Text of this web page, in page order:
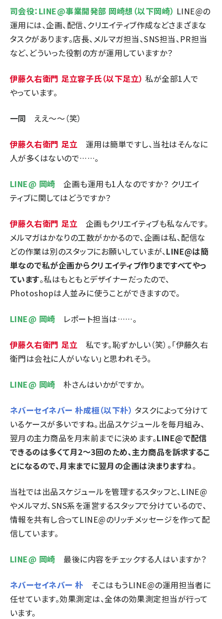
司会役：LINE@事業開発部 岡崎想（以下岡崎） LINE@の
運用には、企画、配信、クリエイティブ作成などさまざまな
タスクがあります。店長、メルマガ担当、SNS担当、PR担当
など、どういった役割の方が運用していますか？
伊藤久右衛門 足立容子氏（以下足立） 私が全部1人で
やっています。
一同 ええ～～（笑）
伊藤久右衛門 足立 運用は簡単ですし、当社はそんなに
人が多くはないので……。
LINE@ 岡崎 企画も運用も1人なのですか？ クリエイ
ティブに関してはどうですか？
伊藤久右衛門 足立 企画もクリエイティブも私なんです。
メルマガはかなりの工数がかかるので、企画は私、配信な
どの作業は別のスタッフにお願いしていまが、LINE@は簡
単なので私が企画からクリエイティブ作りまですべてやっ
ています。私はもともとデザイナーだったので、
Photoshopは人並みに使うことができますので。
LINE@ 岡崎 レポート担当は……。
伊藤久右衛門 足立 私です。恥ずかしい（笑）。「伊藤久右
衛門は会社に人がいない」と思われそう。
LINE@ 岡崎 朴さんはいかがですか。
ネバーセイネバー 朴成桓（以下朴） タスクによって分けて
いるケースが多いですね。出品スケジュールを毎月組み、
翌月の主力商品を月末前までに決めます。LINE@で配信
できるのは多くて月2～3回のため、主力商品を訴求するこ
とになるので、月末までに翌月の企画は決まりますね。
当社では出品スケジュールを管理するスタッフと、LINE@
やメルマガ、SNS系を運営するスタッフで分けているので、
情報を共有し合ってLINE@のリッチメッセージを作って配
信しています。
LINE@ 岡崎 最後に内容をチェックする人はいますか？
ネバーセイネバー 朴そこはもうLINE@の運用担当者に
任せています。効果測定は、全体の効果測定担当が行って
います。